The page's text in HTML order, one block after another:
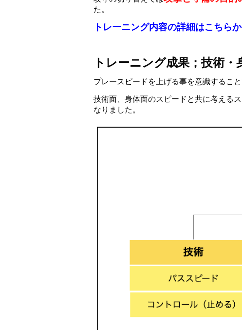
た。
トレーニング内容の詳細はこちら
トレーニング成果；技術
プレースピードを上げる事を意識するこ
技術面、身体面のスピードと共に考える
なりました。